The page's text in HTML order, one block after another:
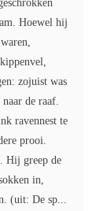
Hoewel hij
zojuist was
de raaf.
ravennest te
prooi.
Hij greep de
in,
(uit: De sp...